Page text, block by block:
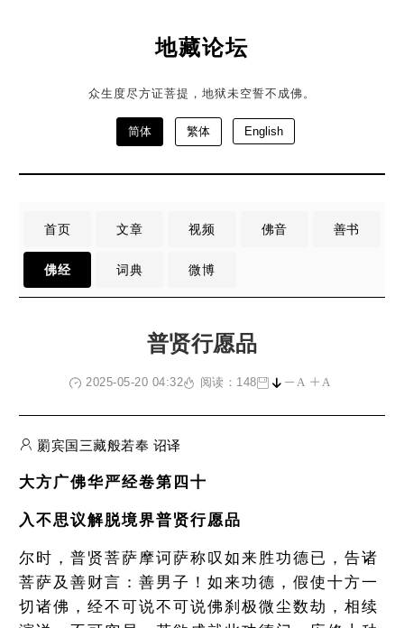
地藏论坛
众生度尽方证菩提，地狱未空誓不成佛。
简体 繁体 English
首页 文章 视频 佛音 善书
佛经 词典 微博
普贤行愿品
2025-05-20 04:32 阅读：148 A A
罽宾国三藏般若奉 诏译
大方广佛华严经卷第四十
入不思议解脱境界普贤行愿品
尔时，普贤菩萨摩诃萨称叹如来胜功德已，告诸
菩萨及善财言：善男子！如来功德，假使十方一
切诸佛，经不可说不可说佛刹极微尘数劫，相续